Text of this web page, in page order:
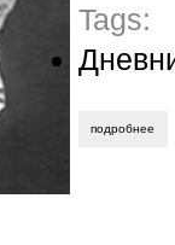
Tags:
подробнее